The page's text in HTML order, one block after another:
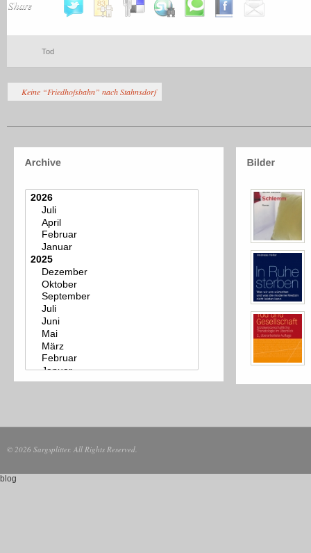
Share
Tod
Keine “Friedhofsbahn” nach Stahnsdorf
© 2026 Sargsplitter. All Rights Reserved.
blog